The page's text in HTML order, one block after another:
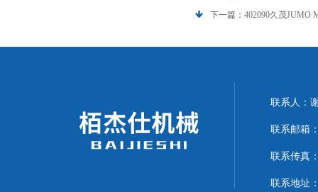
下一篇： 402090久茂JUMO
联系人：
联系邮箱
联系传真
联系地址